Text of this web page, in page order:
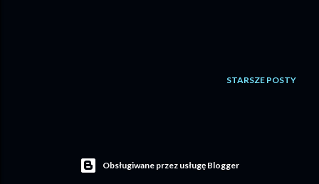
STARSZE POSTY
Obsługiwane przez usługę Blogger